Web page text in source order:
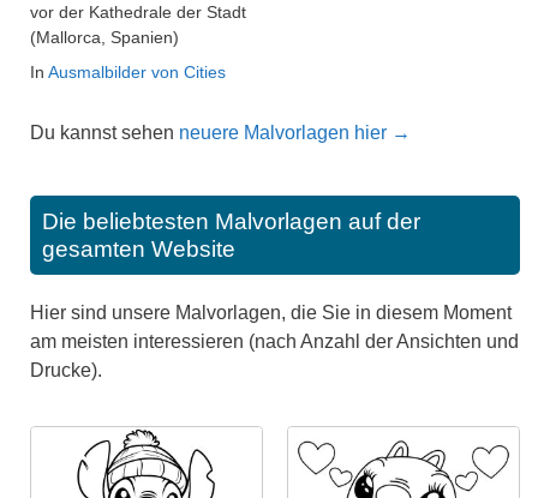
vor der Kathedrale der Stadt
(Mallorca, Spanien)
In Ausmalbilder von Cities
Du kannst sehen neuere Malvorlagen hier →
Die beliebtesten Malvorlagen auf der
gesamten Website
Hier sind unsere Malvorlagen, die Sie in diesem Moment
am meisten interessieren (nach Anzahl der Ansichten und
Drucke).